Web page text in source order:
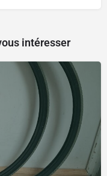
intéresser